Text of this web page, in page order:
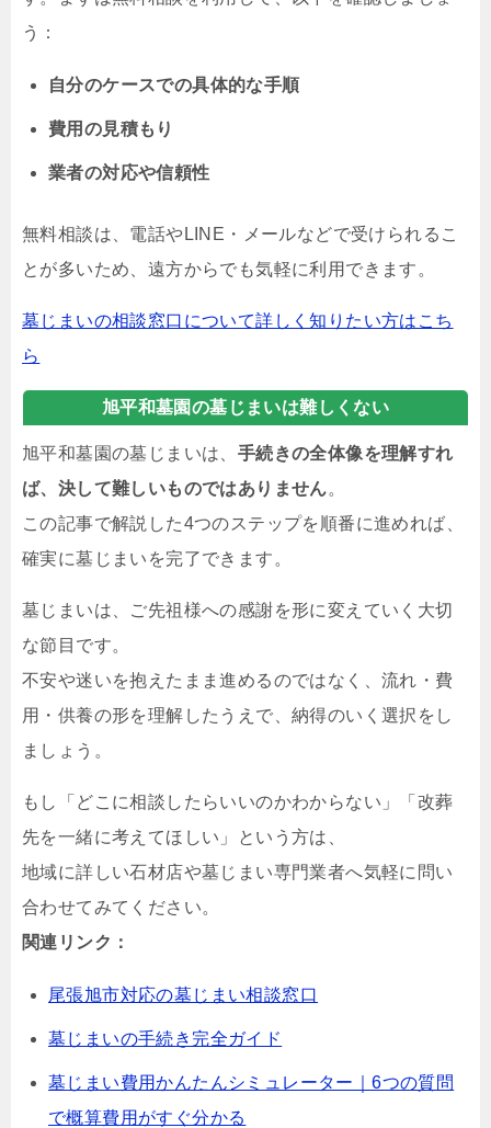
う：
自分のケースでの具体的な手順
費用の見積もり
業者の対応や信頼性
無料相談は、電話やLINE・メールなどで受けられるこ
とが多いため、遠方からでも気軽に利用できます。
墓じまいの相談窓口について詳しく知りたい方はこち
ら
旭平和墓園の墓じまいは難しくない
旭平和墓園の墓じまいは、 手続きの全体像を理解すれ
ば、決して難しいものではありません。
この記事で解説した4つのステップを順番に進めれば、
確実に墓じまいを完了できます。
墓じまいは、ご先祖様への感謝を形に変えていく大切
な節目です。
不安や迷いを抱えたまま進めるのではなく、流れ・費
用・供養の形を理解したうえで、納得のいく選択をし
ましょう。
もし「どこに相談したらいいのかわからない」「改葬
先を一緒に考えてほしい」という方は、
地域に詳しい石材店や墓じまい専門業者へ気軽に問い
合わせてみてください。
関連リンク：
尾張旭市対応の墓じまい相談窓口
墓じまいの手続き完全ガイド
墓じまい費用かんたんシミュレーター｜6つの質問
で概算費用がすぐ分かる